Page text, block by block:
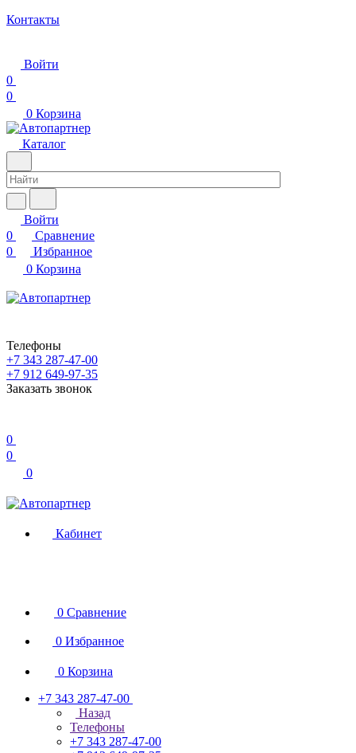
Контакты
Войти
0
0
0 Корзина
Каталог
Войти
0
Сравнение
0
Избранное
0 Корзина
Телефоны
+7 343 287-47-00
+7 912 649-97-35
Заказать звонок
0
0
0
Кабинет
0 Сравнение
0 Избранное
0 Корзина
+7 343 287-47-00
Назад
Телефоны
+7 343 287-47-00